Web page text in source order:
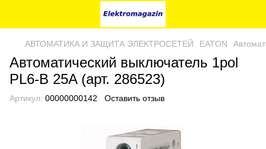
AВТОМАТИКА И ЗАЩИТА ЭЛЕКТРОСЕТЕЙ EATON
Автоматический выключатель 1pol
PL6-B 25A (арт. 286523)
Артикул: 00000000142 Оставить отзыв